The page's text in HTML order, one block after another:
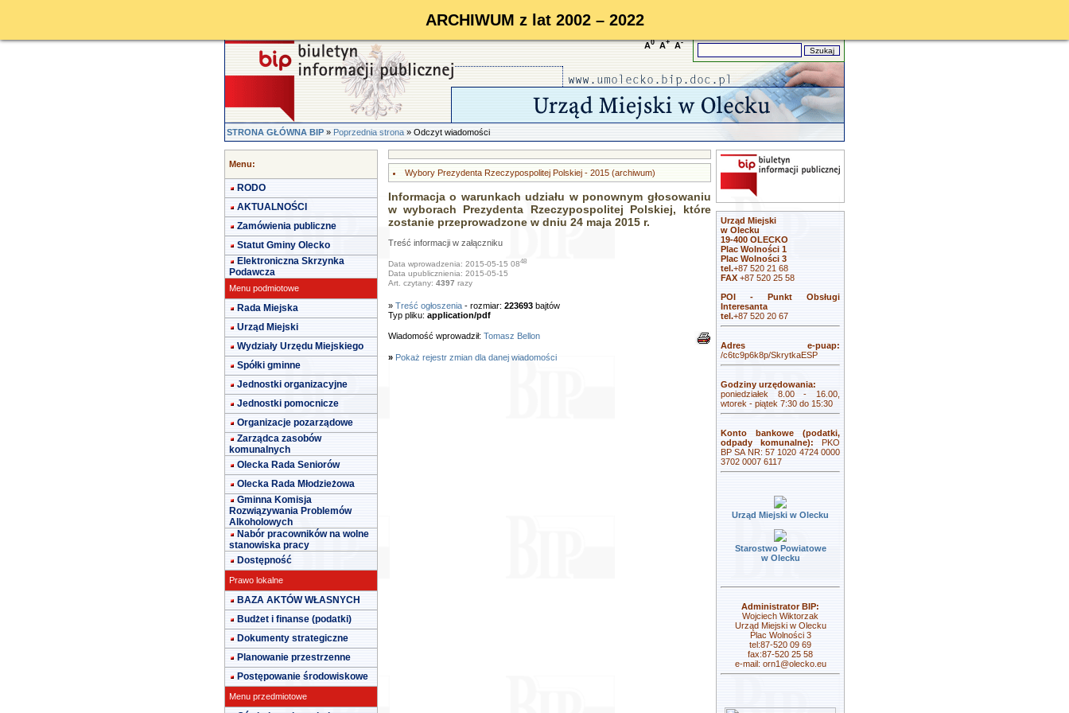
ARCHIWUM z lat 2002 – 2022
A0 A+ A-
STRONA GŁÓWNA BIP»Poprzednia strona» Odczyt wiadomości
Menu:
RODO
AKTUALNOŚCI
Zamówienia publiczne
Statut Gminy Olecko
Elektroniczna Skrzynka
Podawcza
Menu podmiotowe
Rada Miejska
Urząd Miejski
Wydziały Urzędu Miejskiego
Spółki gminne
Jednostki organizacyjne
Jednostki pomocnicze
Organizacje pozarządowe
Zarządca zasobów
komunalnych
Olecka Rada Seniorów
Olecka Rada Młodzieżowa
Gminna Komisja
Rozwiązywania Problemów
Alkoholowych
Nabór pracowników na wolne
stanowiska pracy
Dostępność
Prawo lokalne
BAZA AKTÓW WŁASNYCH
Budżet i finanse (podatki)
Dokumenty strategiczne
Planowanie przestrzenne
Postępowanie środowiskowe
Menu przedmiotowe
Wybory Prezydenta Rzeczypospolitej Polskiej - 2015 (archiwum)
Informacja o warunkach udziału w ponownym głosowaniu
w wyborach Prezydenta Rzeczypospolitej Polskiej, które
zostanie przeprowadzone w dniu 24 maja 2015 r.
Treść informacji w załączniku
Data wprowadzenia: 2015-05-15 0848
Data upublicznienia: 2015-05-15
Art. czytany: 4397 razy
» Treść ogłoszenia- rozmiar: 223693bajtów
Typ pliku: application/pdf
Wiadomość wprowadził: Tomasz Bellon
» Pokaż rejestr zmian dla danej wiadomości
Urząd Miejski
w Olecku
19-400 OLECKO
Plac Wolności 1
Plac Wolności 3
tel.+87 520 21 68
FAX +87 520 25 58
POI - Punkt Obsługi
Interesanta
tel.+87 520 20 67
Adres e-puap:
/c6tc9p6k8p/SkrytkaESP
Godziny urzędowania:
poniedziałek 8.00 - 16.00,
wtorek - piątek 7:30 do 15:30
Konto bankowe (podatki,
odpady komunalne): PKO
BP SA NR: 57 1020 4724 0000
3702 0007 6117
Urząd Miejski w Olecku
Starostwo Powiatowe
w Olecku
Administrator BIP:
Wojciech Wiktorzak
Urząd Miejski w Olecku
Plac Wolności 3
tel:87-520 09 69
fax:87-520 25 58
e-mail: orn1@olecko.eu